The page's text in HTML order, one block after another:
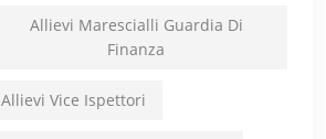
Allievi Marescialli Guardia Di
Finanza
Allievi Vice Ispettori